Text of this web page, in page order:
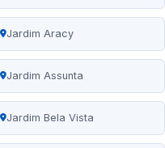
Jardim Aracy
Jardim Assunta
Jardim Bela Vista